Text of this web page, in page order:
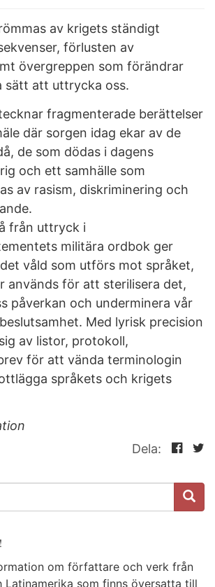
av krigets ständigt
förlusten av
övergreppen som förändrar
sätt att uttrycka oss.
fragmenterade berättelser
där sorgen idag ekar av de
de som dödas i dagens
och ett samhälle som
av rasism, diskriminering och
från uttryck i
militära ordbok ger
våld som utförs mot språket,
används för att sterilisera det,
påverkan och underminera vår
Med lyrisk precision
av listor, protokoll,
för att vända terminologin
språkets och krigets
Dela:
om författare och verk från
Latinamerika som finns översatta till